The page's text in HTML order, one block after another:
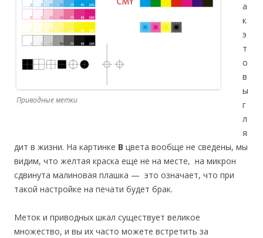
Приводные метки
а
к
э
т
о
в
ы
г
л
я
дит в жизни. На картинке В цвета вообще не сведены, мы
видим, что желтая краска еще не на месте, на микрон
сдвинута малиновая плашка — это означает, что при
такой настройке на печати будет брак.
Меток и приводных шкал существует великое
множество, и вы их часто можете встретить за